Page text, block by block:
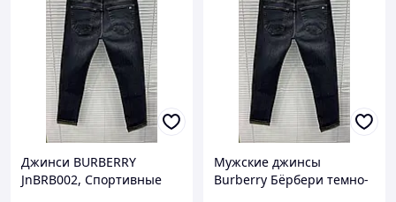
Джинси BURBERRY
JnBRB002, Спортивные
Мужские джинсы
Burberry Бёрбери темно-